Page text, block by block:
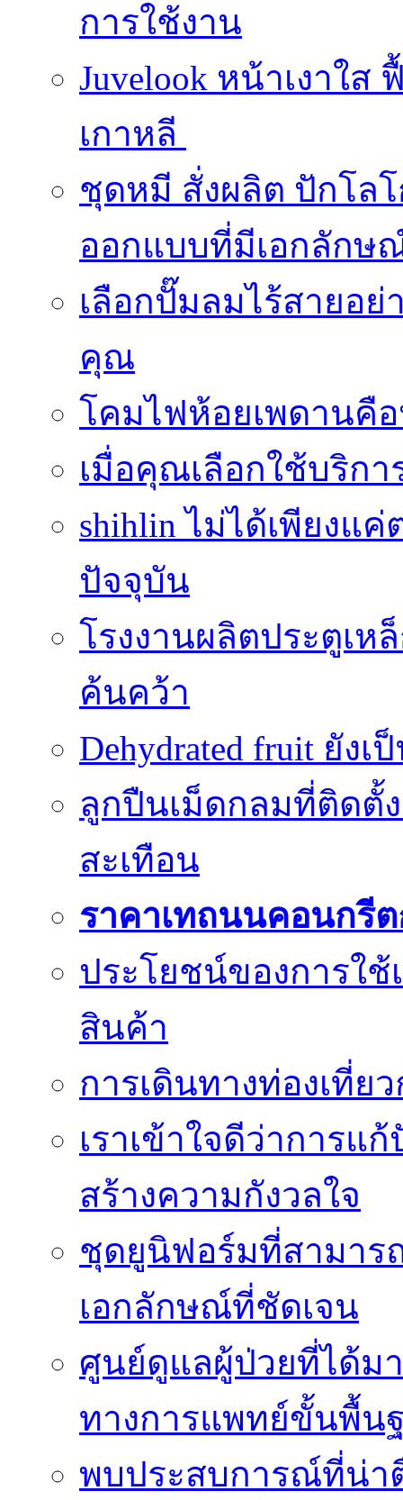
การใช้งาน
Juvelook หน้าเงาใส
เกาหลี
ชุดหมี สั่งผลิต ปักโล
ออกแบบที่มีเอกลักษ
เลือกปั๊มลมไร้สายอย่
คุณ
โคมไฟห้อยเพดานคื
เมื่อคุณเลือกใช้บริก
shihlin ไม่ได้เพียงแ
ปัจจุบัน
โรงงานผลิตประตูเห
ค้นคว้า
Dehydrated fruit ยัง
ลูกปืนเม็ดกลมที่ติดตั้
สะเทือน
ราคาเทถนนคอนกรีต
ประโยชน์ของการใ
สินค้า
การเดินทางท่องเที่ย
เราเข้าใจดีว่าการแ
สร้างความกังวลใจ
ชุดยูนิฟอร์มที่สามาร
เอกลักษณ์ที่ชัดเจน
ศูนย์ดูแลผู้ป่วยที่ได้ม
ทางการแพทย์ขั้นพื้น
พบประสบการณ์ที่น่าตื่